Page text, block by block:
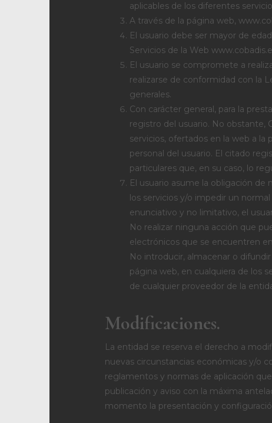
aplicables de los diferentes
A través de la página web,
El usuario debe ser mayor de
Servicios de la Web
El usuario se compromete a
realizarse de conformidad con la
generales.
Con carácter general, para la
registro del usuario. No obstante,
servicios, ofertados en la web a
personal del usuario. El citado
particulares que, en su caso, lo
El usuario asume la obligación de
los servicios y/o impedir un
enunciativo y no limitativo, el
No realizar ninguna acción que
electrónicos que se encuentren
No introducir, almacenar o
página web, en cualquiera de los
de cualquier proveedor de la
Modificaciones.
La entidad se reserva el derecho a
nuevas circunstancias económicas y/o
reglamentos y normas de aplicación
publicación y aviso con la máxima
momento la presentación y